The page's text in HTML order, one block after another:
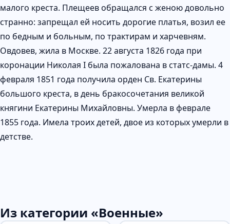
малого креста. Плещеев обращался с женою довольно
странно: запрещал ей носить дорогие платья, возил ее
по бедным и больным, по трактирам и харчевням.
Овдовев, жила в Москве. 22 августа 1826 года при
коронации Николая I была пожалована в статс-дамы. 4
февраля 1851 года получила орден Св. Екатерины
большого креста, в день бракосочетания великой
княгини Екатерины Михайловны. Умерла в феврале
1855 года. Имела троих детей, двое из которых умерли в
детстве.
Из категории «Военные»